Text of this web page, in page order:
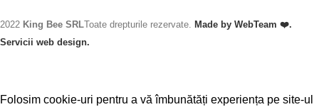
2022 King Bee SRLToate drepturile rezervate. Made by WebTeam ❤️.
Servicii web design.
Folosim cookie-uri pentru a vă îmbunătăți experiența pe site-ul